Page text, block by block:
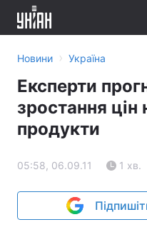
Новини › Україна
Експерти
зростання цін
продукти
05:58, 06.09.11 1 хв.